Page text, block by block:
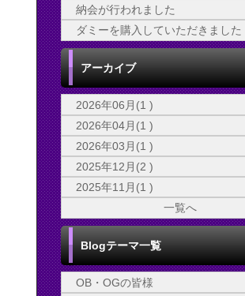
納会が行われました
ダミーを購入していただきました
アーカイブ
2026年06月(1 )
2026年04月(1 )
2026年03月(1 )
2025年12月(2 )
2025年11月(1 )
一覧へ
Blogテーマ一覧
OB・OGの皆様